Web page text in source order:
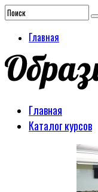
Главная
Главная
Каталог курсов